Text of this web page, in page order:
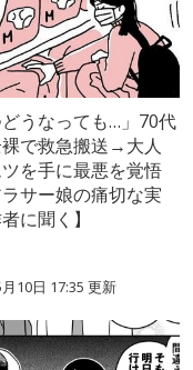
どうなっても…」70代
で救急搬送→大人
を手に最悪を覚悟
サー娘の痛切な実
に聞く】
10日 17:35 更新